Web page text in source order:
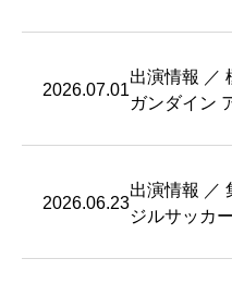
2026.07.01
出演情報 ／
ガンダイン
2026.06.23
出演情報 ／
ジルサッカ